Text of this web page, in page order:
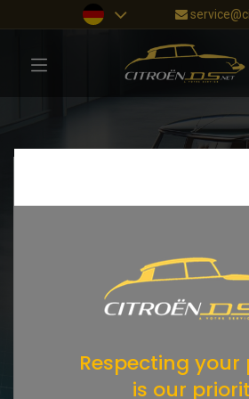
Respecting your
is our